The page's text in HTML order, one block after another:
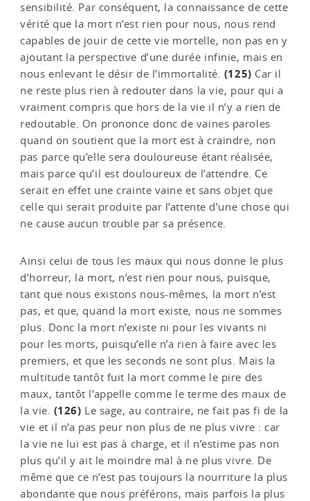
sensibilité. Par conséquent, la connaissance de cette
vérité que la mort n’est rien pour nous, nous rend
capables de jouir de cette vie mortelle, non pas en y
ajoutant la perspective d’une durée infinie, mais en
nous enlevant le désir de l’immortalité. (125) Car il
ne reste plus rien à redouter dans la vie, pour qui a
vraiment compris que hors de la vie il n’y a rien de
redoutable. On prononce donc de vaines paroles
quand on soutient que la mort est à craindre, non
pas parce qu’elle sera douloureuse étant réalisée,
mais parce qu’il est douloureux de l’attendre. Ce
serait en effet une crainte vaine et sans objet que
celle qui serait produite par l’attente d’une chose qui
ne cause aucun trouble par sa présence.
Ainsi celui de tous les maux qui nous donne le plus
d’horreur, la mort, n’est rien pour nous, puisque,
tant que nous existons nous-mêmes, la mort n’est
pas, et que, quand la mort existe, nous ne sommes
plus. Donc la mort n’existe ni pour les vivants ni
pour les morts, puisqu’elle n’a rien à faire avec les
premiers, et que les seconds ne sont plus. Mais la
multitude tantôt fuit la mort comme le pire des
maux, tantôt l’appelle comme le terme des maux de
la vie. (126) Le sage, au contraire, ne fait pas fi de la
vie et il n’a pas peur non plus de ne plus vivre : car
la vie ne lui est pas à charge, et il n’estime pas non
plus qu’il y ait le moindre mal à ne plus vivre. De
même que ce n’est pas toujours la nourriture la plus
abondante que nous préférons, mais parfois la plus